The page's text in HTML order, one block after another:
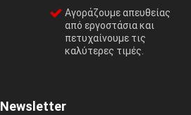
Αγοράζουμε απευθείας
από εργοστάσια και
πετυχαίνουμε τις
καλύτερες τιμές.
Newsletter